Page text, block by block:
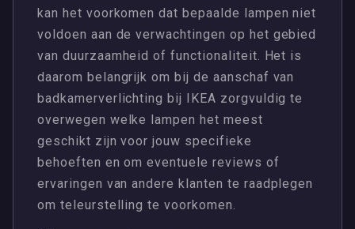
kan het voorkomen dat bepaalde lampen niet
voldoen aan de verwachtingen op het gebied
van duurzaamheid of functionaliteit. Het is
daarom belangrijk om bij de aanschaf van
badkamerverlichting bij IKEA zorgvuldig te
overwegen welke lampen het meest
geschikt zijn voor jouw specifieke
behoeften en om eventuele reviews of
ervaringen van andere klanten te raadplegen
om teleurstelling te voorkomen.